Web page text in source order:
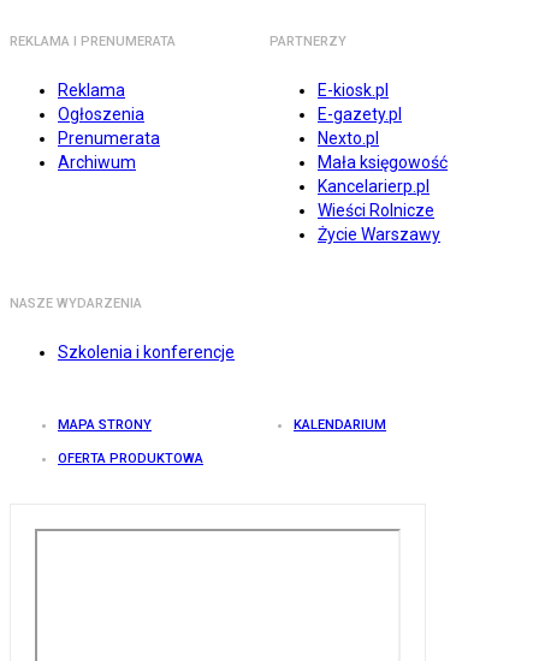
REKLAMA I PRENUMERATA
Reklama
Ogłoszenia
Prenumerata
Archiwum
PARTNERZY
E-kiosk.pl
E-gazety.pl
Nexto.pl
Mała księgowość
Kancelarierp.pl
Wieści Rolnicze
Życie Warszawy
NASZE WYDARZENIA
Szkolenia i konferencje
MAPA STRONY KALENDARIUM
OFERTA PRODUKTOWA